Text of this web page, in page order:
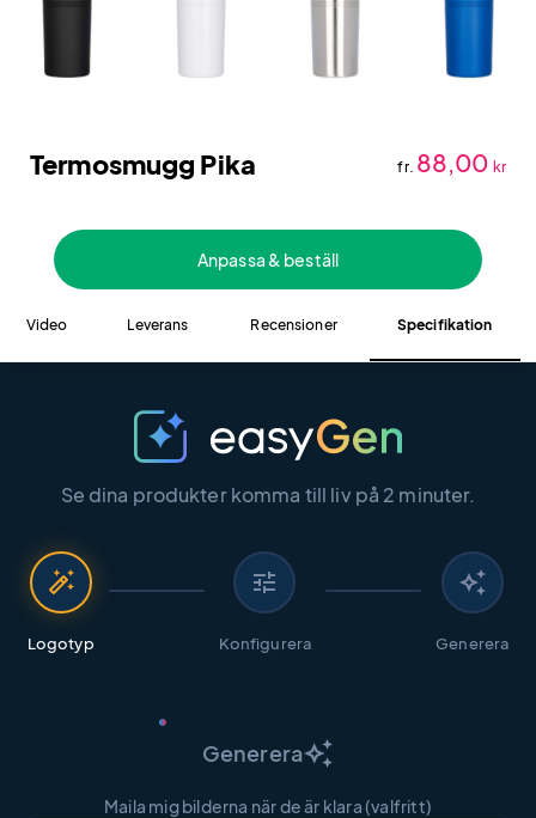
Termosmugg Pika fr. 88,00 kr
Anpassa & beställ
Video Leverans Recensioner Specifikation
Se dina produkter komma till liv på 2 minuter.
auto_fix_high
Logotyp
tune
Konfigurera
auto_awesome
Generera
Genereraauto_awesome
Maila mig bilderna när de är klara (valfritt)